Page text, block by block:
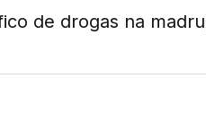
de drogas na